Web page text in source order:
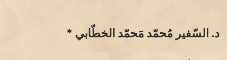
د. السّفير مُحمّد مَحمّد الخطّابي *